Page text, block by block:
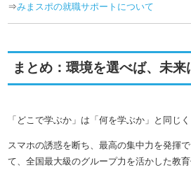
⇒みまスポの就職サポートについて
まとめ：環境を選べば、未来
「どこで学ぶか」は「何を学ぶか」と同じく
スマホの誘惑を断ち、最高の集中力を発揮
て、全国最大級のグループ力を活かした教育